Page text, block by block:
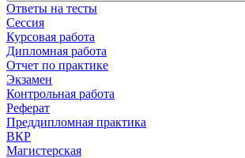
Ответы на тесты
Сессия
Курсовая работа
Дипломная работа
Отчет по практике
Экзамен
Контрольная работа
Реферат
Преддипломная практика
ВКР
Магистерская